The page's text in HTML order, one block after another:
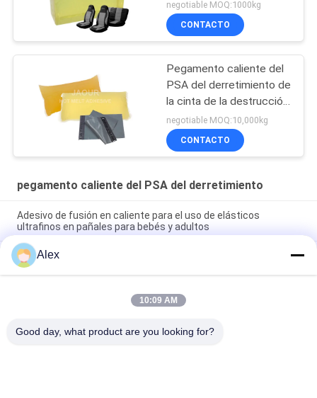
negotiable MOQ:1000kg
CONTACTO
Pegamento caliente del
PSA del derretimiento de
la cinta de la destrucción,
pegamento caliente del
PSA del derretimiento de
la cinta de la destrucción
negotiable MOQ:10,000kg
CONTACTO
pegamento caliente del PSA del derretimiento
Adesivo de fusión en caliente para el uso de elásticos
ultrafinos en pañales para bebés y adultos
Pegamento de fusión en caliente para fabricación de pañales
Pegamento de construcción para producción de pañales para
bebés
Premium Grade Positioning Hot Melt PSA for lady sanitary
Alex
10:09 AM
Good day, what product are you looking for?